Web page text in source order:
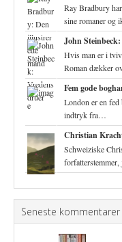
Ray Bradbury
sine romaner og
John
Hvis man er i
Roman dækker
Fem gode
London er en fed
indtryk fra…
Christian
Schweiziske
Seneste kommentarer